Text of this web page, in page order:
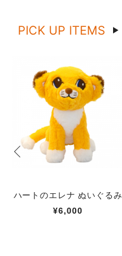
PICK UP ITEMS
ハートのエレナ ぬいぐるみ
¥6,000